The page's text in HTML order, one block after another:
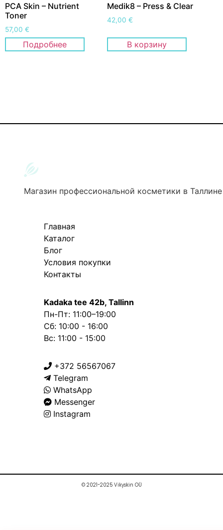
PCA Skin – Nutrient
Toner
57,00 €
Подробнее
Medik8 – Press & Clear
42,00€
В корзину
Магазин профессиональной косметики в Таллине
Главная
Каталог
Блог
Условия покупки
Контакты
Kadaka tee 42b, Tallinn
Пн-Пт: 11:00–19:00
Сб: 10:00 - 16:00
Вс: 11:00 - 15:00
+372 56567067
Telegram
WhatsApp
Messenger
Instagram
© 2021-2025 Vikyskin OÜ